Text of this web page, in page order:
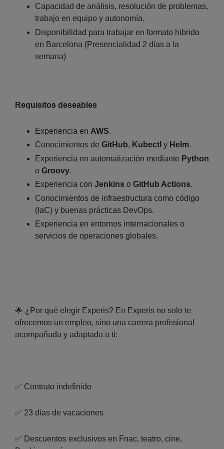
Capacidad de análisis, resolución de problemas,
trabajo en equipo y autonomía.
Disponibilidad para trabajar en formato hibrido
en Barcelona (Presencialidad 2 días a la
semana)
Requisitos deseables
Experiencia en AWS.
Conocimientos de GitHub, Kubectl y Helm.
Experiencia en automatización mediante Python
o Groovy.
Experiencia con Jenkins o GitHub Actions.
Conocimientos de infraestructura como código
(IaC) y buenas prácticas DevOps.
Experiencia en entornos internacionales o
servicios de operaciones globales.
🌟 ¿Por qué elegir Experis? En Experis no solo te
ofrecemos un empleo, sino una carrera profesional
acompañada y adaptada a ti:
✅ Contrato indefinido
✅ 23 días de vacaciones
✅ Descuentos exclusivos en Fnac, teatro, cine,